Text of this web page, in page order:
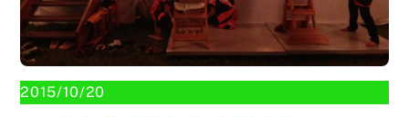
2015/10/20